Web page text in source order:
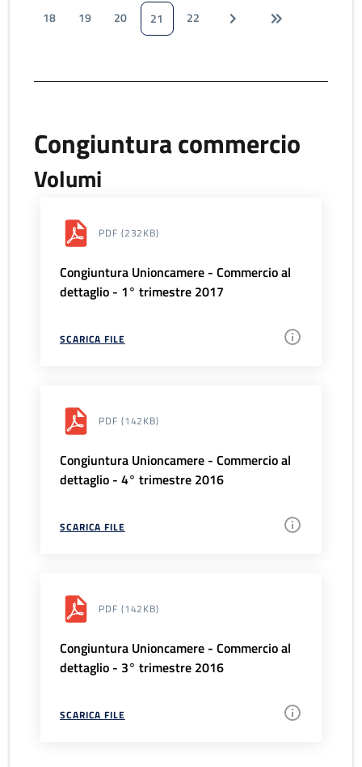
18
19 20 21 22
Congiuntura commercio
Volumi
PDF (232KB)
Congiuntura Unioncamere - Commercio al
dettaglio - 1° trimestre 2017
SCARICA FILE
PDF (142KB)
Congiuntura Unioncamere - Commercio al
dettaglio - 4° trimestre 2016
SCARICA FILE
PDF (142KB)
Congiuntura Unioncamere - Commercio al
dettaglio - 3° trimestre 2016
SCARICA FILE